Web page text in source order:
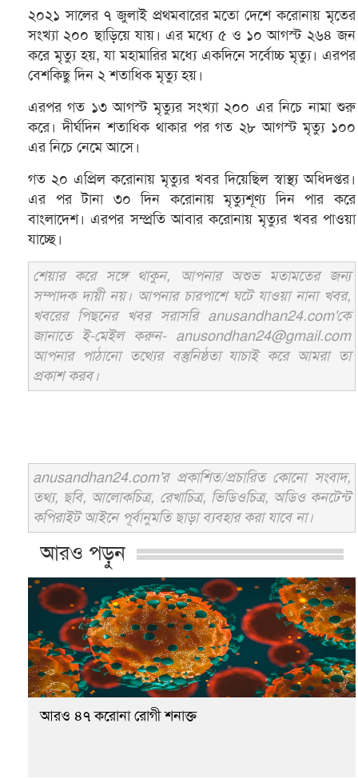
২০২১ সালের ৭ জুলাই প্রথমবারের মতো দেশে করোনায় মৃতের
সংখ্যা ২০০ ছাড়িয়ে যায়। এর মধ্যে ৫ ও ১০ আগস্ট ২৬৪ জন
করে মৃত্যু হয়, যা মহামারির মধ্যে একদিনে সর্বোচ্চ মৃত্যু। এরপর
বেশকিছু দিন ২ শতাধিক মৃত্যু হয়।
এরপর গত ১৩ আগস্ট মৃত্যুর সংখ্যা ২০০ এর নিচে নামা শুরু
করে। দীর্ঘদিন শতাধিক থাকার পর গত ২৮ আগস্ট মৃত্যু ১০০
এর নিচে নেমে আসে।
গত ২০ এপ্রিল করোনায় মৃত্যুর খবর দিয়েছিল স্বাস্থ্য অধিদপ্তর।
এর পর টানা ৩০ দিন করোনায় মৃত্যুশূণ্য দিন পার করে
বাংলাদেশ। এরপর সম্প্রতি আবার করোনায় মৃত্যুর খবর পাওয়া
যাচ্ছে।
শেয়ার করে সঙ্গে থাকুন, আপনার অশুভ মতামতের জন্য
সম্পাদক দায়ী নয়। আপনার চারপাশে ঘটে যাওয়া নানা খবর,
খবরের পিছনের খবর সরাসরি anusandhan24.com'কে
জানাতে ই-মেইল করুন- anusondhan24@gmail.com
আপনার পাঠানো তথ্যের বস্তুনিষ্ঠতা যাচাই করে আমরা তা
প্রকাশ করব।
anusandhan24.com'র প্রকাশিত/প্রচারিত কোনো সংবাদ,
তথ্য, ছবি, আলোকচিত্র, রেখাচিত্র, ভিডিওচিত্র, অডিও কনটেন্ট
কপিরাইট আইনে পূর্বানুমতি ছাড়া ব্যবহার করা যাবে না।
আরও পড়ুন
আরও ৪৭ করোনা রোগী শনাক্ত